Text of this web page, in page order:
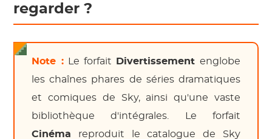
regarder ?
Note :Le forfait Divertissement englobe
les chaînes phares de séries dramatiques
et comiques de Sky, ainsi qu'une vaste
bibliothèque d'intégrales. Le forfait
Cinéma reproduit le catalogue de Sky